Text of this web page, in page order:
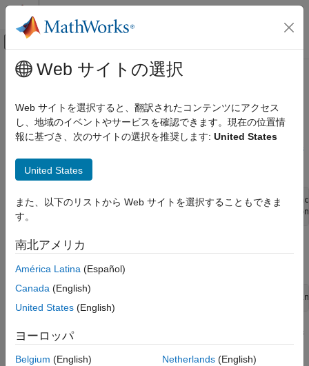
コンテンツへスキップ
オフキャンバス ナビゲーション メ
ドキュメンテーションのホーム
外部言語インターフェイス
MATLAB での Python
MATLAB からの Python の呼び出し
メインコンテンツ
MATLAB からの Python
MATLAB から Python 機能を直接呼び出す
py.接頭辞を Python の名前に追加して、MATLAB から Python
MATLAB から Python モジ
ュールへのアクセス
py.list({'This','is a','list'})      % Call built-in
py.textwrap.wrap('This is a string') % Call wrap
関数 pyrun または
す。以下に例を示します。
pyrun("l = ['A','new','list']")  % Call list in Python
詳細については、
を参
照してください。
Web サイトの選択
Web サイトを選択すると、翻訳されたコンテンツにアクセス
し、地域のイベントやサービスを確認できます。現在の位置情
報に基づき、次のサイトの選択を推奨します: United States
United States
また、以下のリストから Web サイトを選択することもできま
す。
南北アメリカ
América Latina (Español)
Canada (English)
United States (English)
ヨーロッパ
Belgium (English)
Netherlands(English)